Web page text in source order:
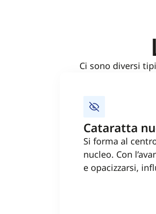
Ci sono diversi
Cataratta
Si forma al
nucleo. Con
e opacizzarsi,